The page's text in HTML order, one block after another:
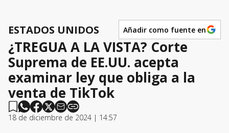
ESTADOS UNIDOS Añadir como fuente en
¿TREGUA A LA VISTA? Corte
Suprema de EE.UU. acepta
examinar ley que obliga a la
venta de TikTok
18 de diciembre de 2024 | 14:57